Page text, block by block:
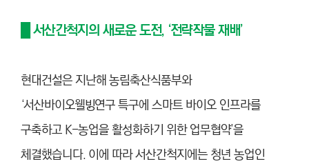
█ 서산간척지의 새로운 도전, ‘전략작물 재배’
현대건설은 지난해 농림축산식품부와
‘서산바이오ᆞ웰빙ᆞ연구 특구에 스마트 바이오 인프라를
구축하고 K-농업을 활성화하기 위한 업무협약’을
체결했습니다. 이에 따라 서산간척지에는 청년 농업인